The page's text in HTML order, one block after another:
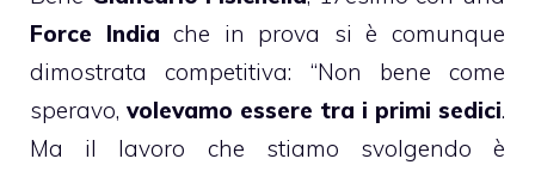
Force India che in prova si è comunque
dimostrata competitiva: “Non bene come
speravo, volevamo essere tra i primi sedici.
Ma il lavoro che stiamo svolgendo è